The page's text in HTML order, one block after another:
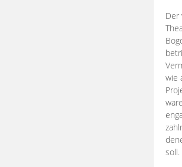
Der
wie
zahlr
soll.